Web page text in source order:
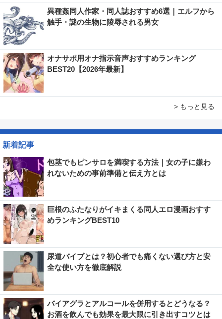
異種姦同人作家・同人誌おすすめ6選｜エルフから
触手・謎の生物に陵辱される男女
オナサポ用オナ指示音声おすすめランキング
BEST20【2026年最新】
> もっと見る
新着記事
包茎でもピンサロを満喫する方法｜女の子に嫌わ
れないための事前準備と伝え方とは
巨根のふたなりがイキまくる同人エロ漫画おすす
めランキングBEST10
尿道バイブとは？初心者でも痛くない選び方と安
全な使い方を徹底解説
バイアグラとアルコールを併用するとどうなる？
お酒を飲んでも効果を最大限に引き出すコツとは